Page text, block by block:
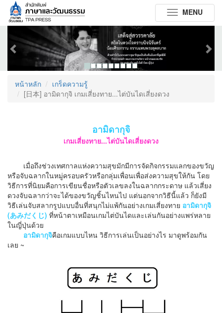
Toggle
navigation
MENU
Previous
หน้าหลัก
เกร็ดความรู้
[日本] อามิดากุจิ เกมเสี่ยงทาย...ไต่บันไดเสี่ยงดวง
อามิดากุจิ
เกมเสี่ยงทาย...ไต่บันไดเสี่ยงดวง
เมื่อถึงช่วงเทศกาลแห่งความสุขมักมีการจัดกิจกรรมแลกของขวัญ
หรือจับฉลากในหมู่ครอบครัวหรือกลุ่มเพื่อนเพื่อส่งความสุขให้กัน โดย
วิธีการที่นิยมคือการเขียนชื่อหรือตัวเลขลงในฉลากกระดาษ แล้วเสี่ยง
ดวงจับฉลากว่าจะได้ของขวัญชิ้นไหนไป แต่นอกจากวิธีนี้แล้ว ก็ยังมี
วิธีเล่นจับสลากรูปแบบอื่นที่สนุกไม่แพ้กันอย่างเกมเสี่ยงทาย อามิดากุจิ
(あみだくじ) ที่หน้าตาเหมือนเกมไต่บันไดและเล่นกันอย่างแพร่หลาย
ในญี่ปุ่นด้วย
อามิดากุจิคือเกมแบบไหน วิธีการเล่นเป็นอย่างไร มาดูพร้อมกัน
เลย ~